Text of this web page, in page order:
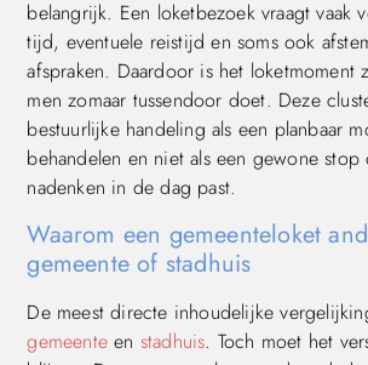
belangrijk. Een loketbezoek vraagt vaak
tijd, eventuele reistijd en soms ook
afspraken. Daardoor is het loketmoment
men zomaar tussendoor doet. Deze
bestuurlijke handeling als een planbaar
behandelen en niet als een gewone
nadenken in de dag past.
Waarom een gemeenteloket
gemeente of stadhuis
De meest directe inhoudelijke
gemeente en stadhuis. Toch moet het